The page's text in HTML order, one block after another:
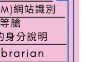
字
為
星
鷹